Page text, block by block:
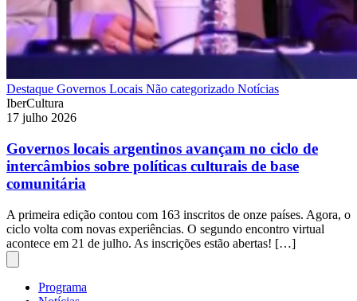
Destaque Governos Locais Não categorizado Notícias
IberCultura
17 julho 2026
Governos locais argentinos avançam no ciclo de
intercâmbios sobre políticas culturais de base
comunitária
A primeira edição contou com 163 inscritos de onze países. Agora, o
ciclo volta com novas experiências. O segundo encontro virtual
acontece em 21 de julho. As inscrições estão abertas! […]
Programa